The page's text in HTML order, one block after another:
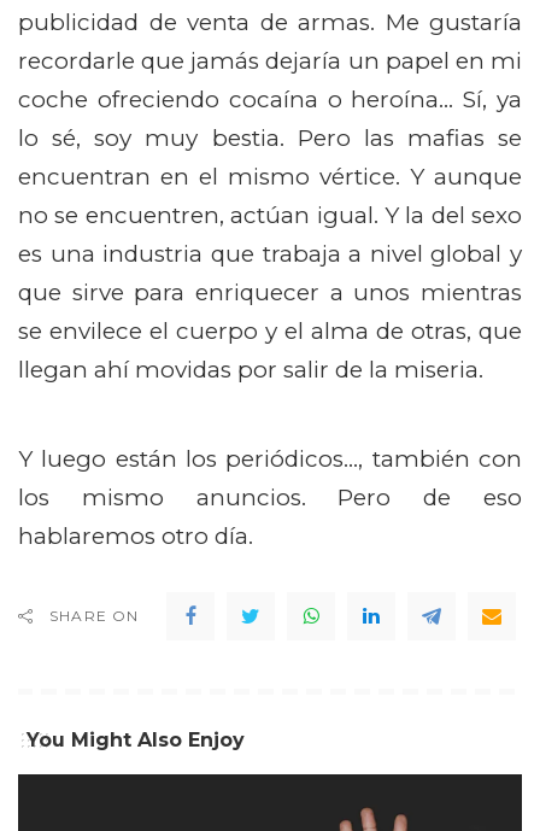
publicidad de venta de armas. Me gustaría
recordarle que jamás dejaría un papel en mi
coche ofreciendo cocaína o heroína… Sí, ya
lo sé, soy muy bestia. Pero las mafias se
encuentran en el mismo vértice. Y aunque
no se encuentren, actúan igual. Y la del sexo
es una industria que trabaja a nivel global y
que sirve para enriquecer a unos mientras
se envilece el cuerpo y el alma de otras, que
llegan ahí movidas por salir de la miseria.
Y luego están los periódicos…, también con
los mismo anuncios. Pero de eso
hablaremos otro día.
SHARE ON
You Might Also Enjoy